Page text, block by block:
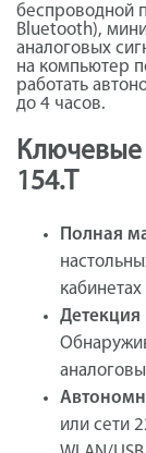
беспроводной
Bluetooth),
аналоговых
на компьютер
работать
до 4 часов.
Ключевые
154.T
Полная
Детекция
или сети